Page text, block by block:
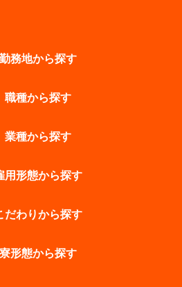
勤務地から探す
職種から探す
業種から探す
用形態から探す
だわりから探す
寮形態から探す